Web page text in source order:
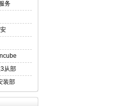
务
从部
装部